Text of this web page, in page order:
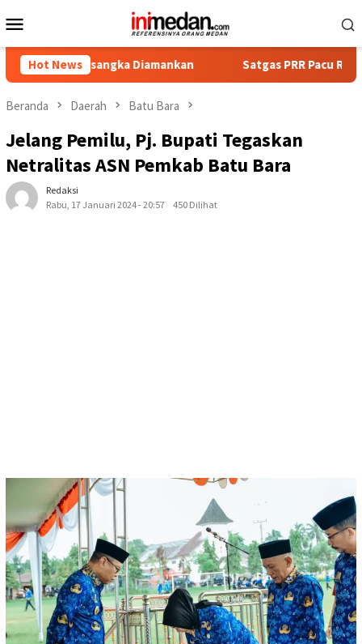
ke
Mobile
Hot NewsDiamankan Satgas PRR Pacu Realisasi
Beranda Daerah Batu Bara
Jelang Pemilu, Pj. Bupati Tegaskan
Netralitas ASN Pemkab Batu Bara
Redaksi
Rabu, 17 Januari 2024 - 20:57
450 Dilihat